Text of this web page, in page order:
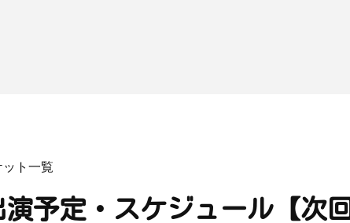
ト一覧
予定・スケジュール【次回